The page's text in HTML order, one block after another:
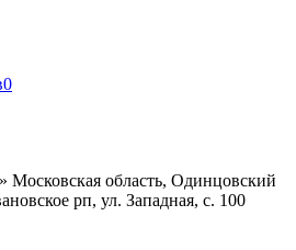
0
область, Одинцовский
рп, ул. Западная, с. 100